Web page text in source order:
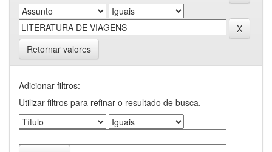
Retornar valores
Adicionar filtros:
Utilizar filtros para refinar o resultado de busca.